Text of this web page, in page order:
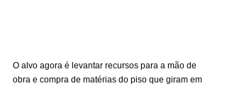
O alvo agora é levantar recursos para a mão de
obra e compra de matérias do piso que giram em